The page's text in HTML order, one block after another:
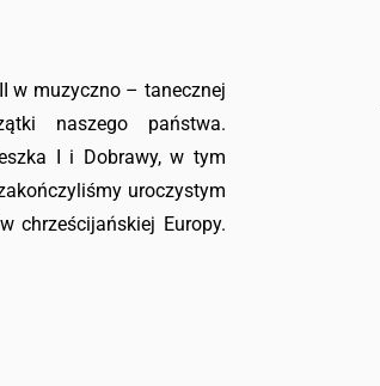
w muzyczno – tanecznej
naszego państwa.
I i Dobrawy, w tym
uroczystym
chrześcijańskiej Europy.